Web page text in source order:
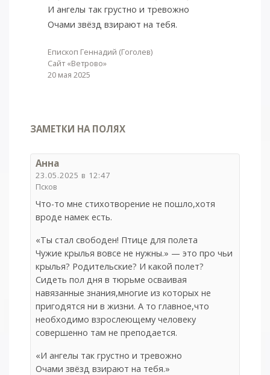
И ангелы так грустно и тревожно
Очами звёзд взирают на тебя.
Епископ Геннадий (Гоголев)
Сайт «Ветрово»
20 мая 2025
ЗАМЕТКИ НА ПОЛЯХ
Анна
23.05.2025 в 12:47
Псков
Что-то мне стихотворение не пошло,хотя
вроде намек есть.
«Ты стал свободен! Птице для полета
Чужие крылья вовсе не нужны.» — это про чьи
крылья? Родительские? И какой полет?
Сидеть пол дня в тюрьме осваивая
навязанные знания,многие из которых не
пригодятся ни в жизни. А то главное,что
необходимо взрослеющему человеку
совершенно там не преподается.
«И ангелы так грустно и тревожно
Очами звёзд взирают на тебя.»